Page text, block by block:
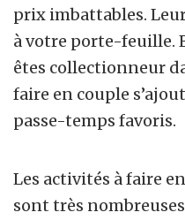
prix imbattables.
à votre porte-feuille.
êtes collectionneur
faire en couple
passe-temps favoris.
Les activités à faire
sont très